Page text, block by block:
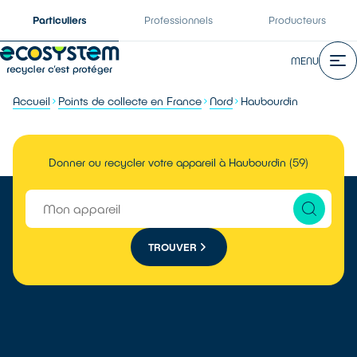
Particuliers Professionnels Producteurs
MENU
Accueil Points de collecte en France Nord Haubourdin
Donner ou recycler votre appareil à Haubourdin (59)
TROUVER